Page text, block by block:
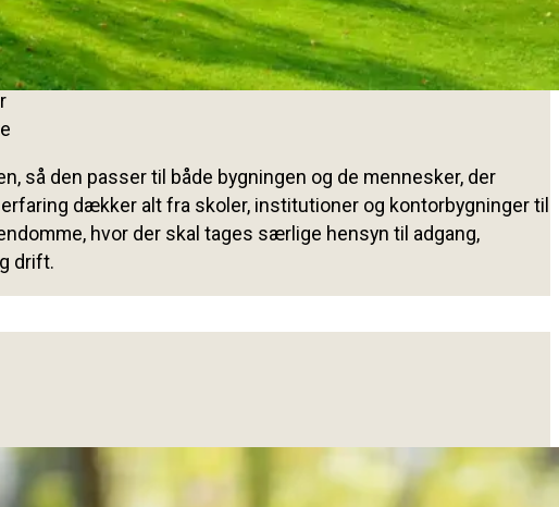
så den passer til både bygningen og de mennesker, der
dækker alt fra skoler, institutioner og kontorbygninger til
hvor der skal tages særlige hensyn til adgang,
drift.
Det